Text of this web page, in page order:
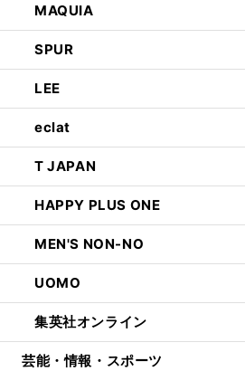
MAQUIA
SPUR
LEE
eclat
T JAPAN
HAPPY PLUS ONE
MEN'S NON-NO
UOMO
集英社オンライン
芸能・情報・スポーツ